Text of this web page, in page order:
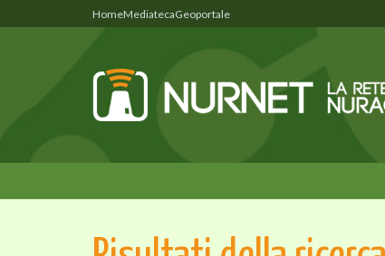
HomeMediatecaGeoportale